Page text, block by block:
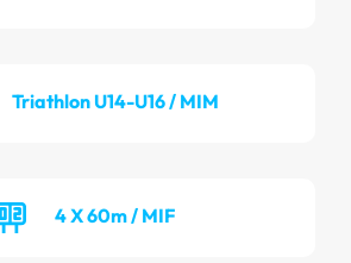
Triathlon U14-U16 / MIM
4 X 60m / MIF